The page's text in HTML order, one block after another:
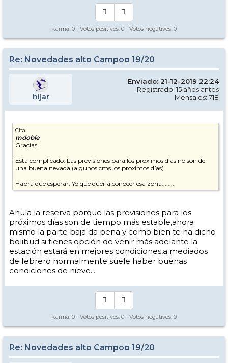
Karma: 0 - Votos positivos: 0 - Votos negativos: 0
Re: Novedades alto Campoo 19/20
hijar
Enviado: 21-12-2019 22:24
Registrado: 15 años antes
Mensajes: 718
Cita
mdoble
Gracias.
Esta complicado. Las previsiones para los proximos días no son de
una buena nevada (algunos cms los proximos días)
Habra que esperar. Yo que quería conocer esa zona.........
Anula la reserva porque las previsiones para los
próximos días son de tiempo más estable,ahora
mismo la parte baja da pena y como bien te ha dicho
bolibud si tienes opción de venir más adelante la
estación estará en mejores condiciones,a mediados
de febrero normalmente suele haber buenas
condiciones de nieve...
Karma: 0 - Votos positivos: 0 - Votos negativos: 0
Re: Novedades alto Campoo 19/20